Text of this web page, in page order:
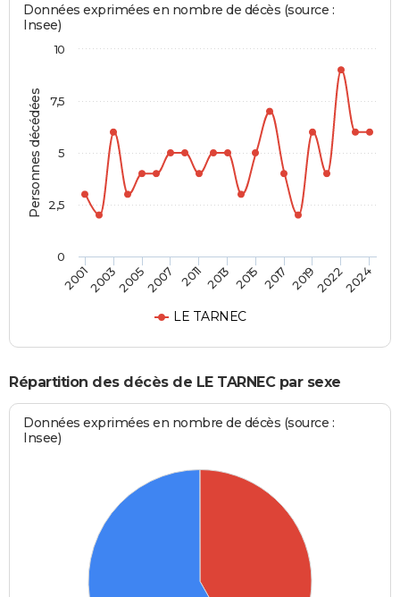
Personnes décédées
Données exprimées en nombre de décès (source :
Insee)
LE TARNEC
2001200320052007 2011 2013 2015 2017 201920222024
0
10
2,5
5
7,5
Répartition des décès de LE TARNEC par sexe
Données exprimées en nombre de décès (source :
Insee)